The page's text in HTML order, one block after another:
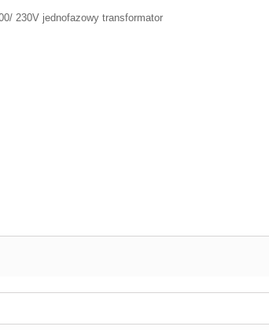
230V jednofazowy transformator